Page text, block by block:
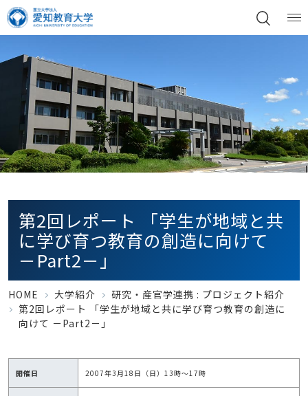
第2回レポート 「学生が地域と共
に学び育つ教育の創造に向けて
－Part2－」
HOME 大学紹介 研究・産官学連携 : プロジェクト紹介
第2回レポート 「学生が地域と共に学び育つ教育の創造に
向けて －Part2－」
開催日 2007年3月18日（日）13時～17時